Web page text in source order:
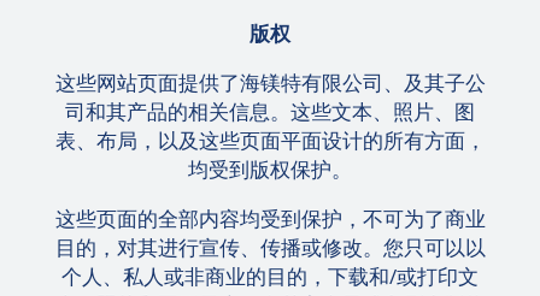
版权
这些网站页面提供了海镁特有限公司、及其子公
司和其产品的相关信息。这些文本、照片、图
表、布局，以及这些页面平面设计的所有方面，
均受到版权保护。
这些页面的全部内容均受到保护，不可为了商业
目的，对其进行宣传、传播或修改。您只可以以
个人、私人或非商业的目的，下载和/或打印文